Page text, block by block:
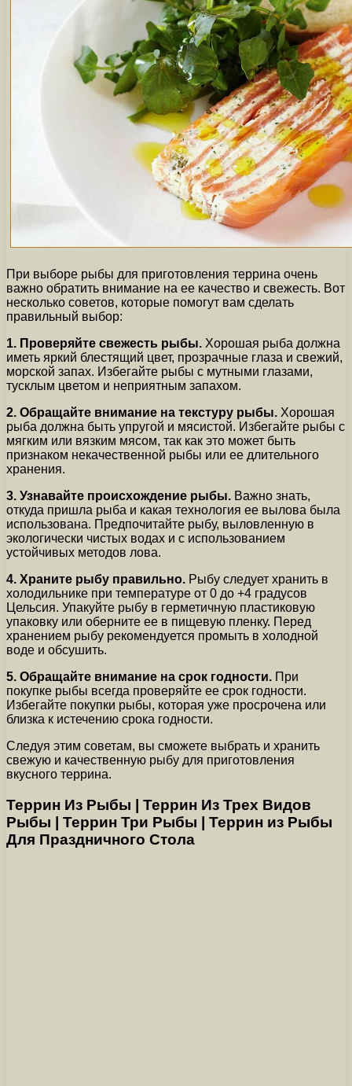
При выборе рыбы для приготовления террина очень
важно обратить внимание на ее качество и свежесть. Вот
несколько советов, которые помогут вам сделать
правильный выбор:
1. Проверяйте свежесть рыбы. Хорошая рыба должна
иметь яркий блестящий цвет, прозрачные глаза и свежий,
морской запах. Избегайте рыбы с мутными глазами,
тусклым цветом и неприятным запахом.
2. Обращайте внимание на текстуру рыбы. Хорошая
рыба должна быть упругой и мясистой. Избегайте рыбы с
мягким или вязким мясом, так как это может быть
признаком некачественной рыбы или ее длительного
хранения.
3. Узнавайте происхождение рыбы. Важно знать,
откуда пришла рыба и какая технология ее вылова была
использована. Предпочитайте рыбу, выловленную в
экологически чистых водах и с использованием
устойчивых методов лова.
4. Храните рыбу правильно. Рыбу следует хранить в
холодильнике при температуре от 0 до +4 градусов
Цельсия. Упакуйте рыбу в герметичную пластиковую
упаковку или оберните ее в пищевую пленку. Перед
хранением рыбу рекомендуется промыть в холодной
воде и обсушить.
5. Обращайте внимание на срок годности. При
покупке рыбы всегда проверяйте ее срок годности.
Избегайте покупки рыбы, которая уже просрочена или
близка к истечению срока годности.
Следуя этим советам, вы сможете выбрать и хранить
свежую и качественную рыбу для приготовления
вкусного террина.
Террин Из Рыбы | Террин Из Трех Видов
Рыбы | Террин Три Рыбы | Террин из Рыбы
Для Праздничного Стола